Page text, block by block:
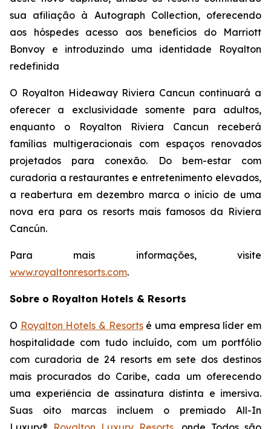
sua afiliação à Autograph Collection, oferecendo
aos hóspedes acesso aos benefícios do Marriott
Bonvoy e introduzindo uma identidade Royalton
redefinida
O Royalton Hideaway Riviera Cancun continuará a
oferecer a exclusividade somente para adultos,
enquanto o Royalton Riviera Cancun receberá
famílias multigeracionais com espaços renovados
projetados para conexão. Do bem-estar com
curadoria a restaurantes e entretenimento elevados,
a reabertura em dezembro marca o início de uma
nova era para os resorts mais famosos da Riviera
Cancún.
Para mais informações, visite
www.royaltonresorts.com.
Sobre o Royalton Hotels & Resorts
O Royalton Hotels & Resortsé uma empresa líder em
hospitalidade com tudo incluído, com um portfólio
com curadoria de 24 resorts em sete dos destinos
mais procurados do Caribe, cada um oferecendo
uma experiência de assinatura distinta e imersiva.
Suas oito marcas incluem o premiado All-In